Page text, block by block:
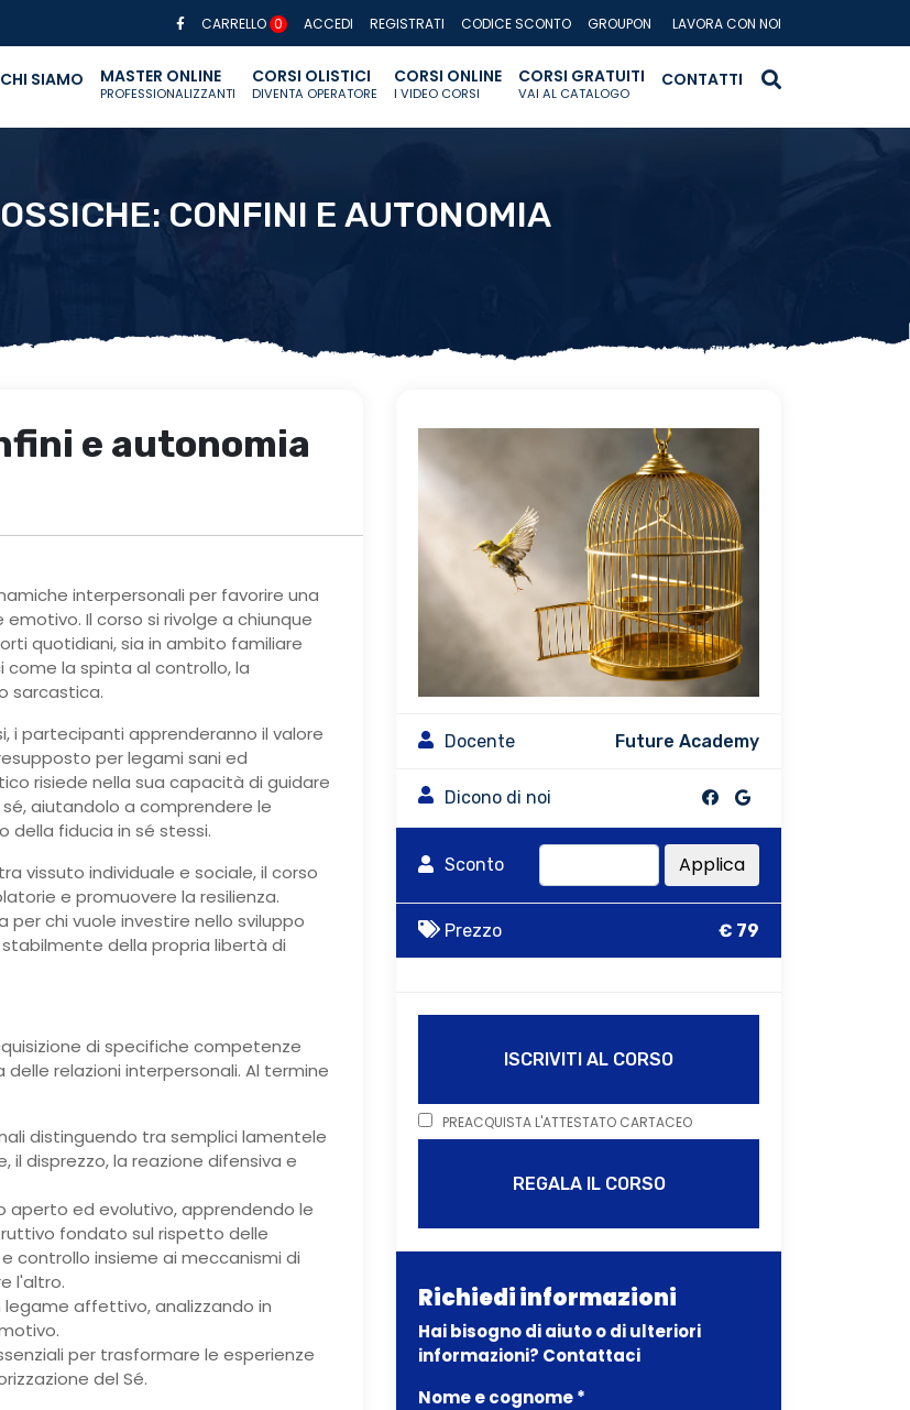
CARRELLO 0 ACCEDI REGISTRATI CODICE SCONTO GROUPON LAVORA CON NOI
CHI SIAMO MASTER ONLINE
PROFESSIONALIZZANTI
CORSI OLISTICI
DIVENTA OPERATORE
CORSI ONLINE
I VIDEO CORSI
CORSI GRATUITI
VAI AL CATALOGO
CONTATTI
CONFINI E AUTONOMIA
e autonomia
interpersonali per favorire una
Il corso si rivolge a chiunque
quotidiani, sia in ambito familiare
la spinta al controllo, la
sarcastica.
i partecipanti apprenderanno il valore
per legami sani ed
risiede nella sua capacità di guidare
aiutandolo a comprendere le
della fiducia in sé stessi.
vissuto individuale e sociale, il corso
e promuovere la resilienza.
chi vuole investire nello sviluppo
della propria libertà di
di specifiche competenze
relazioni interpersonali. Al termine
distinguendo tra semplici lamentele
disprezzo, la reazione difensiva e
aperto ed evolutivo, apprendendo le
fondato sul rispetto delle
controllo insieme ai meccanismi di
l'altro.
affettivo, analizzando in
per trasformare le esperienze
del Sé.
Docente Future Academy
Dicono di noi
Sconto Applica
Prezzo € 79
ISCRIVITI AL CORSO
PREACQUISTA L'ATTESTATO CARTACEO
REGALA IL CORSO
Richiedi informazioni
Hai bisogno di aiuto o di ulteriori
informazioni? Contattaci
Nome e cognome *